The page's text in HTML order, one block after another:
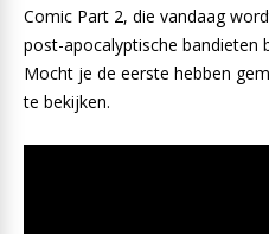
Comic Part 2, die vandaag
post-apocalyptische bandieten
Mocht je de eerste hebben
te bekijken.